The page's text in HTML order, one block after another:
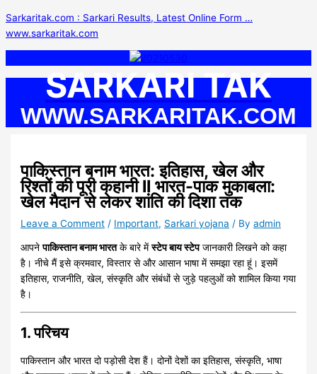
to
content
Sarkaritak.com : Sarkari Results, Latest Online Form …
www.sarkaritak.com
SARKARI TAK
WWW.SARKARITAK.COM
पाकिस्तान बनाम भारत: इतिहास, खेल और
रिश्तों की पूरी कहानी ll भारत-पाक मुकाबला:
खेल मैदान से लेकर शांति की दिशा तक
Leave a Comment / Important, Sarkari yojana / Byadmin
आपनेपाकिस्तान बनाम भारतके बारे मेंस्टेप बाय स्टेपजानकारी लिखने को कहा
है। नीचे मैं इसे क्रमवार, विस्तार से और आसान भाषा में समझा रहा हूं। इसमें
इतिहास, राजनीति, खेल, संस्कृति और संबंधों से जुड़े पहलुओं को शामिल किया गया
है।
1. परिचय
पाकिस्तान और भारत दो पड़ोसी देश हैं। दोनों देशों का इतिहास, संस्कृति, भाषा
r
f
: